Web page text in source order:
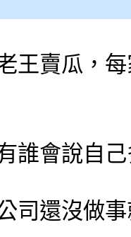
王賣瓜，
誰會說自
司還沒做